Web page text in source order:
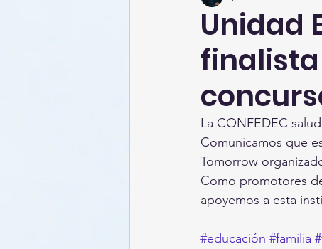
Unidad
La CONFEDEC
Comunicamos que
Tomorrow
Como promotores
apoyemos a esta
#educación #familia